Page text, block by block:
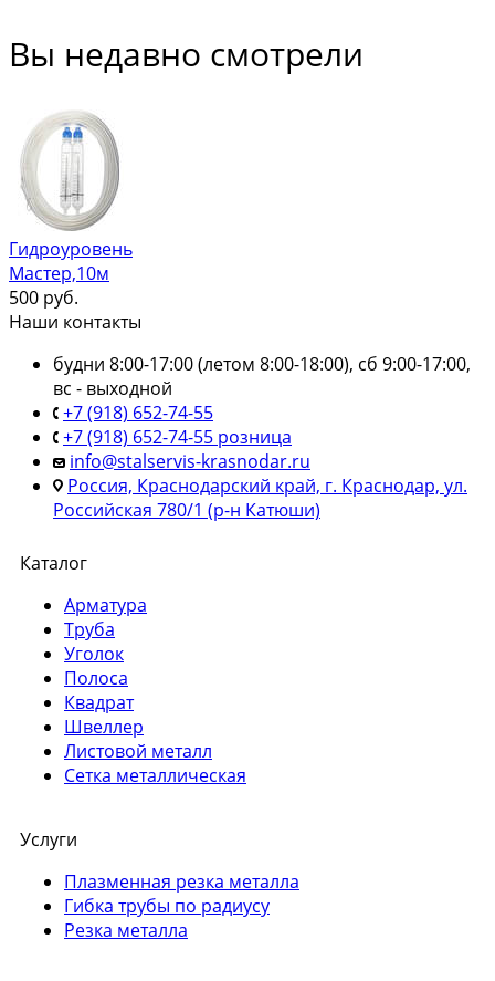
Вы недавно смотрели
Гидроуровень
Мастер,10м
500 руб.
Наши контакты
будни 8:00-17:00 (летом 8:00-18:00), сб 9:00-17:00,
вс - выходной
+7 (918) 652-74-55
+7 (918) 652-74-55 розница
info@stalservis-krasnodar.ru
Россия, Краснодарский край, г. Краснодар, ул.
Российская 780/1 (р-н Катюши)
Каталог
Арматура
Труба
Уголок
Полоса
Квадрат
Швеллер
Листовой металл
Сетка металлическая
Услуги
Плазменная резка металла
Гибка трубы по радиусу
Резка металла